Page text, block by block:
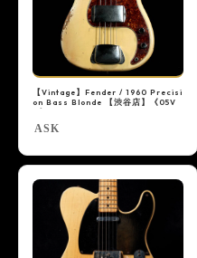
【Vintage】Fender / 1960 Precisi
on Bass Blonde 【渋谷店】《05V
G》
ASK
PA機器
DJ機器
その他楽器
店舗から探す
Store Infomation